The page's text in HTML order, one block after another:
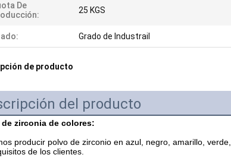
De
25 KGS
Grado de Industrail
de producto
del producto
zirconia de colores:
producir polvo de zirconio en azul, negro, amarillo,
de los clientes.